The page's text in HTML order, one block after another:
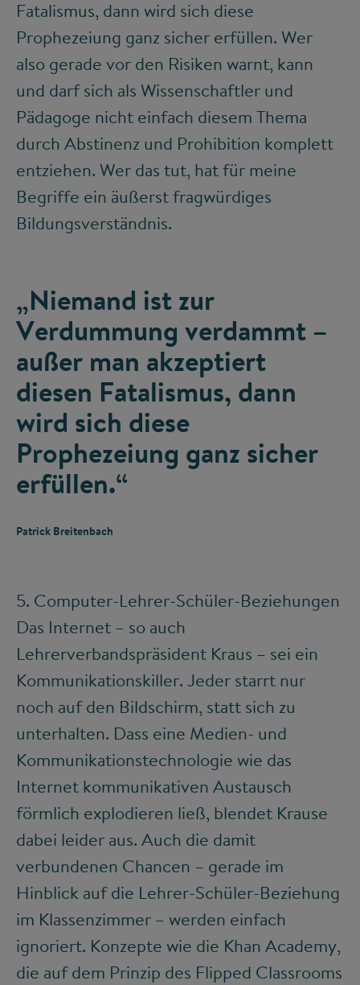
Fatalismus, dann wird sich diese
Prophezeiung ganz sicher erfüllen. Wer
also gerade vor den Risiken warnt, kann
und darf sich als Wissenschaftler und
Pädagoge nicht einfach diesem Thema
durch Abstinenz und Prohibition komplett
entziehen. Wer das tut, hat für meine
Begriffe ein äußerst fragwürdiges
Bildungsverständnis.
„Niemand ist zur
Verdummung verdammt –
außer man akzeptiert
diesen Fatalismus, dann
wird sich diese
Prophezeiung ganz sicher
erfüllen.“
Patrick Breitenbach
5. Computer-Lehrer-Schüler-Beziehungen
Das Internet – so auch
Lehrerverbandspräsident Kraus – sei ein
Kommunikationskiller. Jeder starrt nur
noch auf den Bildschirm, statt sich zu
unterhalten. Dass eine Medien- und
Kommunikationstechnologie wie das
Internet kommunikativen Austausch
förmlich explodieren ließ, blendet Krause
dabei leider aus. Auch die damit
verbundenen Chancen – gerade im
Hinblick auf die Lehrer-Schüler-Beziehung
im Klassenzimmer – werden einfach
ignoriert. Konzepte wie die Khan Academy,
die auf dem Prinzip des Flipped Classrooms